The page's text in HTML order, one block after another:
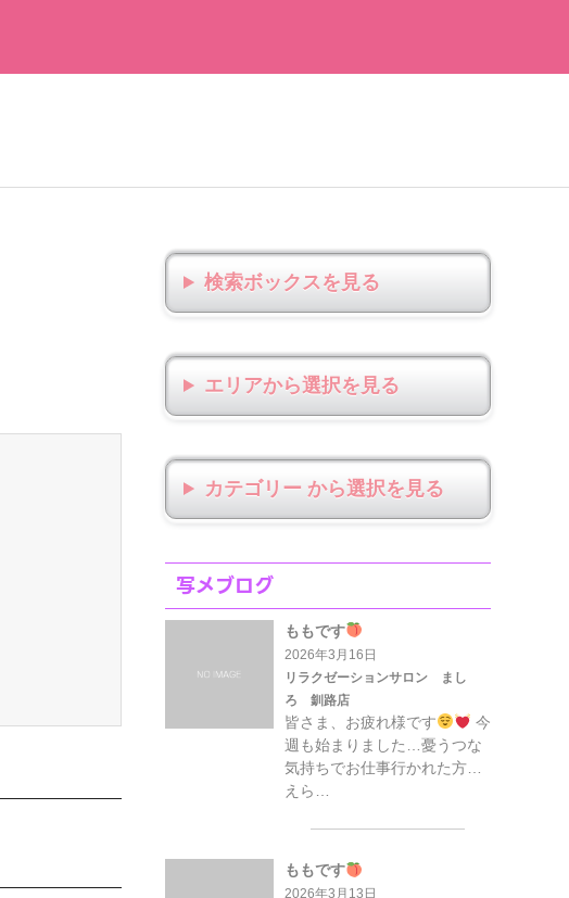
検索ボックス
エリアから選択
カテゴリー から選択
写メブログ
ももです
2026年3月16日
リラクゼーションサロン まし
ろ 釧路店
皆さま、お疲れ様です
今
週も始まりました…憂うつな
気持ちでお仕事行かれた方…
えら…
ももです
2026年3月13日